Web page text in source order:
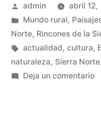
de
en
la
Publicado
por
admin
abril 12,
Publicado
en
Mundo rural,
Norte, Rincones de la
Etiquetas:
actualidad, cultura,
naturaleza, Sierra Norte,
Deja un comentarioen